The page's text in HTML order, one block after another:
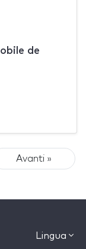
de
Avanti »
Lingua